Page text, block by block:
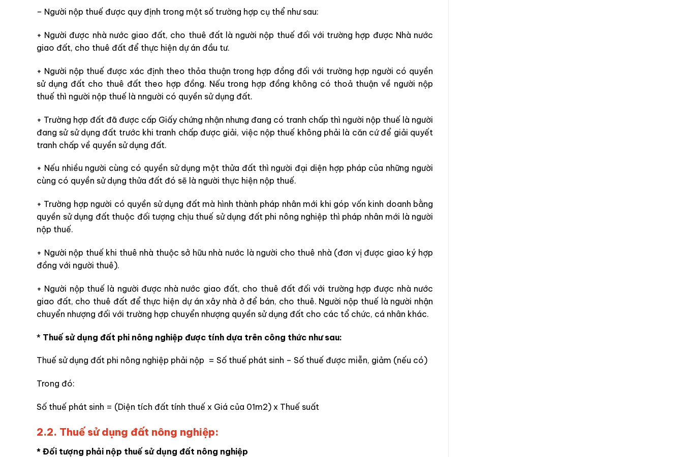
– Người nộp thuế được quy định trong một số trường hợp cụ thể như sau:
+ Người được nhà nước giao đất, cho thuê đất là người nộp thuế đối với trường hợp được Nhà nước
giao đất, cho thuê đất để thực hiện dự án đầu tư.
+ Người nộp thuế được xác định theo thỏa thuận trong hợp đồng đối với trường hợp người có quyền
sử dụng đất cho thuê đất theo hợp đồng. Nếu trong hợp đồng không có thoả thuận về người nộp
thuế thì người nộp thuế là nngười có quyền sử dụng đất.
+ Trường hợp đất đã được cấp Giấy chứng nhận nhưng đang có tranh chấp thì người nộp thuế là người
đang sử sử dụng đất trước khi tranh chấp được giải, việc nộp thuế không phải là căn cứ để giải quyết
tranh chấp về quyền sử dụng đất.
+ Nếu nhiều người cùng có quyền sử dụng một thửa đất thì người đại diện hợp pháp của những người
cùng có quyền sử dụng thửa đất đó sẽ là người thực hiện nộp thuế.
+ Trường hợp người có quyền sử dụng đất mà hình thành pháp nhân mới khi góp vốn kinh doanh bằng
quyền sử dụng đất thuộc đối tượng chịu thuế sử dụng đất phi nông nghiệp thì pháp nhân mới là người
nộp thuế.
+ Người nộp thuế khi thuê nhà thuộc sở hữu nhà nước là người cho thuê nhà (đơn vị được giao ký hợp
đồng với người thuê).
+ Người nộp thuế là người được nhà nước giao đất, cho thuê đất đối với trường hợp được nhà nước
giao đất, cho thuê đất để thực hiện dự án xây nhà ở để bán, cho thuê. Người nộp thuế là người nhận
chuyển nhượng đối với trường hợp chuyển nhượng quyền sử dụng đất cho các tổ chức, cá nhân khác.
* Thuế sử dụng đất phi nông nghiệp được tính dựa trên công thức như sau:
Thuế sử dụng đất phi nông nghiệp phải nộp = Số thuế phát sinh – Số thuế được miễn, giảm (nếu có)
Trong đó:
Số thuế phát sinh = (Diện tích đất tính thuế x Giá của 01m2) x Thuế suất
2.2. Thuế sử dụng đất nông nghiệp:
* Đối tượng phải nộp thuế sử dụng đất nông nghiệp